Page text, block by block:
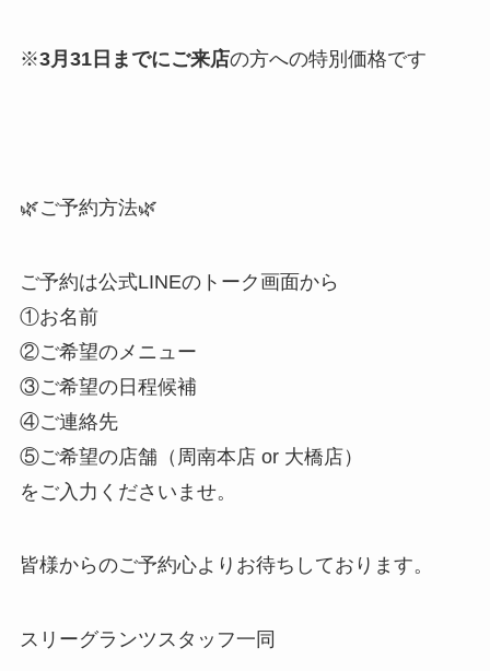
※3月31日までにご来店の方への特別価格です
🌿ご予約方法🌿
ご予約は公式LINEのトーク画面から
①お名前
②ご希望のメニュー
③ご希望の日程候補
④ご連絡先
⑤ご希望の店舗（周南本店 or 大橋店）
をご入力くださいませ。
皆様からのご予約心よりお待ちしております。
スリーグランツスタッフ一同